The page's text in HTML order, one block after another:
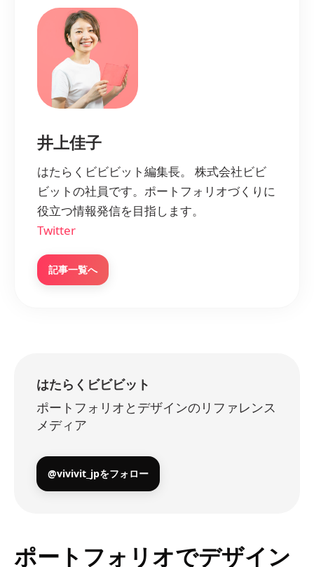
井上佳子
はたらくビビビット編集長。 株式会社ビビ
ビットの社員です。ポートフォリオづくりに
役立つ情報発信を目指します。
Twitter
記事一覧へ
はたらくビビビット
ポートフォリオとデザインのリファレンス
メディア
@vivivit_jpをフォロー
ポートフォリオでデザイン